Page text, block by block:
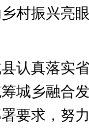
村振兴亮
真落实省
城乡融合
要求，努